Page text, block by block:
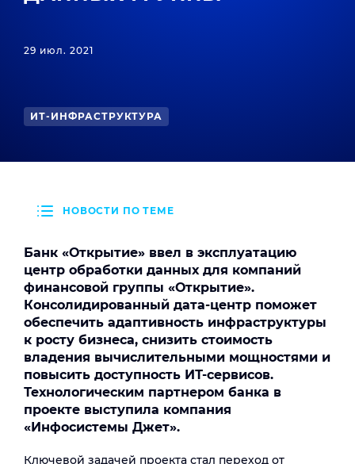
29 июл. 2021
ИТ-ИНФРАСТРУКТУРА
НОВОСТИ ПО ТЕМЕ
Банк «Открытие» ввел в эксплуатацию
центр обработки данных для компаний
финансовой группы «Открытие».
Консолидированный дата-центр поможет
обеспечить адаптивность инфраструктуры
к росту бизнеса, снизить стоимость
владения вычислительными мощностями и
повысить доступность ИТ-сервисов.
Технологическим партнером банка в
проекте выступила компания
«Инфосистемы Джет».
Ключевой задачей проекта стал переход от